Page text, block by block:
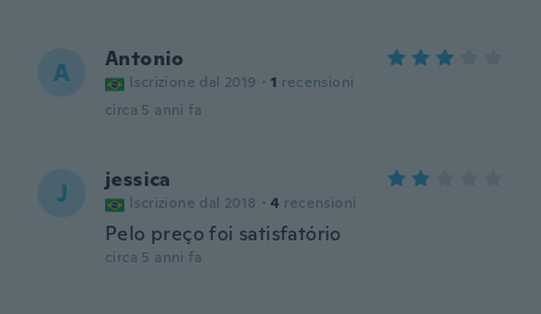
A Antonio
Iscrizione dal 2019 · 1 recensioni
circa 5 anni fa
J jessica
Iscrizione dal 2018 · 4 recensioni
Pelo preço foi satisfatório
circa 5 anni fa